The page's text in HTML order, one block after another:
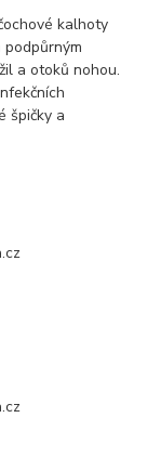
kalhoty
podpůrným
a otoků nohou.
špičky a